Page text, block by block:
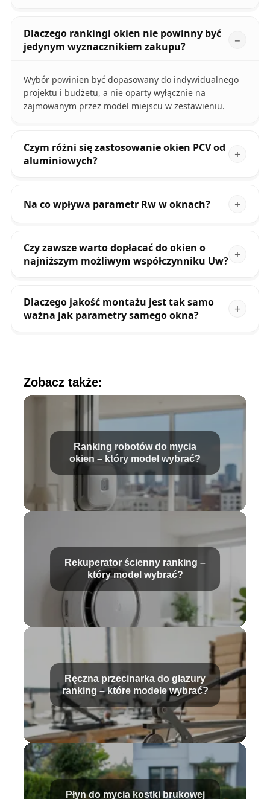
Dlaczego rankingi okien nie powinny być
jedynym wyznacznikiem zakupu?
Wybór powinien być dopasowany do indywidualnego
projektu i budżetu, a nie oparty wyłącznie na
zajmowanym przez model miejscu w zestawieniu.
Czym różni się zastosowanie okien PCV od
aluminiowych?
Na co wpływa parametr Rw w oknach?
Czy zawsze warto dopłacać do okien o
najniższym możliwym współczynniku Uw?
Dlaczego jakość montażu jest tak samo
ważna jak parametry samego okna?
Zobacz także:
Ranking robotów do mycia
okien – który model wybrać?
Rekuperator ścienny ranking –
który model wybrać?
Ręczna przecinarka do glazury
ranking – które modele wybrać?
Płyn do mycia kostki brukowej